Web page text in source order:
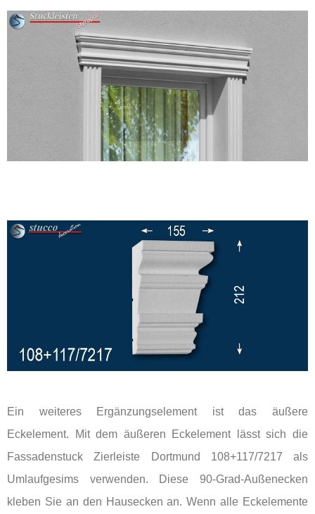
Ein weiteres Ergänzungselement ist das äußere
Eckelement. Mit dem äußeren Eckelement lässt sich die
Fassadenstuck Zierleiste Dortmund 108+117/7217 als
Umlaufgesims verwenden. Diese 90-Grad-Außenecken
kleben Sie an den Hausecken an. Wenn alle Eckelemente